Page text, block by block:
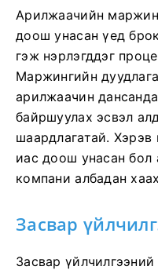
Арилжаачийн
доош унасан үед
гэж нэрлэгддэг
Маржингийн
арилжаачин
байршуулах эсвэл
шаардлагатай.
иас доош унасан бол
компани албадан
Засвар
Засвар